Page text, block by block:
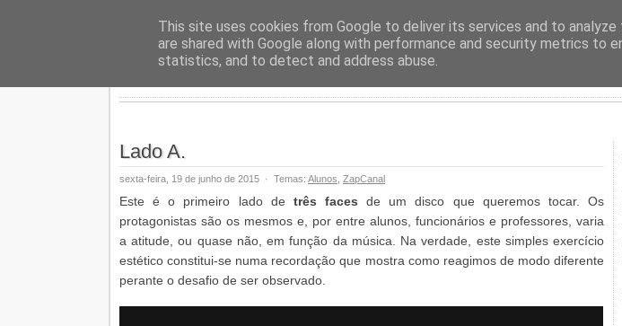
Geopalavras
Lado A.
sexta-feira, 19 de junho de 2015 · Temas: Alunos ZapCanal
Este é o primeiro lado de três faces de um disco que queremos tocar. Os
protagonistas são os mesmos e, por entre alunos, funcionários e professores, varia
a atitude, ou quase não, em função da música. Na verdade, este simples exercício
estético constitui-se numa recordação que mostra como reagimos de modo diferente
perante o desafio de ser observado.
This site uses cookies from Google to deliver its services and to analyze
are shared with Google along with performance and security metrics to
statistics, and to detect and address abuse.